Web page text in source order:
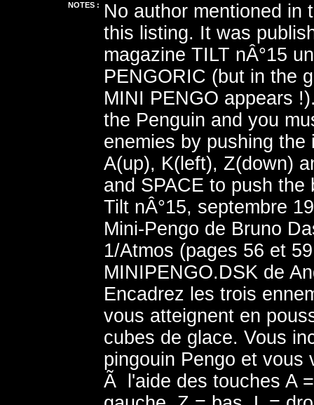
NOTES :
No author mentioned in
this listing. It was
magazine TILT nÂ°15
PENGORIC (but in the
MINI PENGO appears
the Penguin and you
enemies by pushing the
A(up), K(left), Z(down)
and SPACE to push the
Tilt nÂ°15, septembre
Mini-Pengo de Bruno
1/Atmos (pages 56 et
MINIPENGO.DSK de
Encadrez les trois
vous atteignent en
cubes de glace. Vous
pingouin Pengo et vous
Ã l'aide des touches A